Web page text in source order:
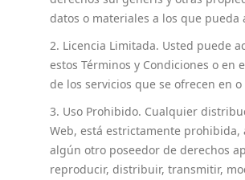
datos o materiales a los que pueda
2. Licencia Limitada. Usted puede
estos Términos y Condiciones o
de los servicios que se ofrecen en
3. Uso Prohibido. Cualquier
Web, está estrictamente prohibida,
algún otro poseedor de derechos
reproducir, distribuir, transmitir,